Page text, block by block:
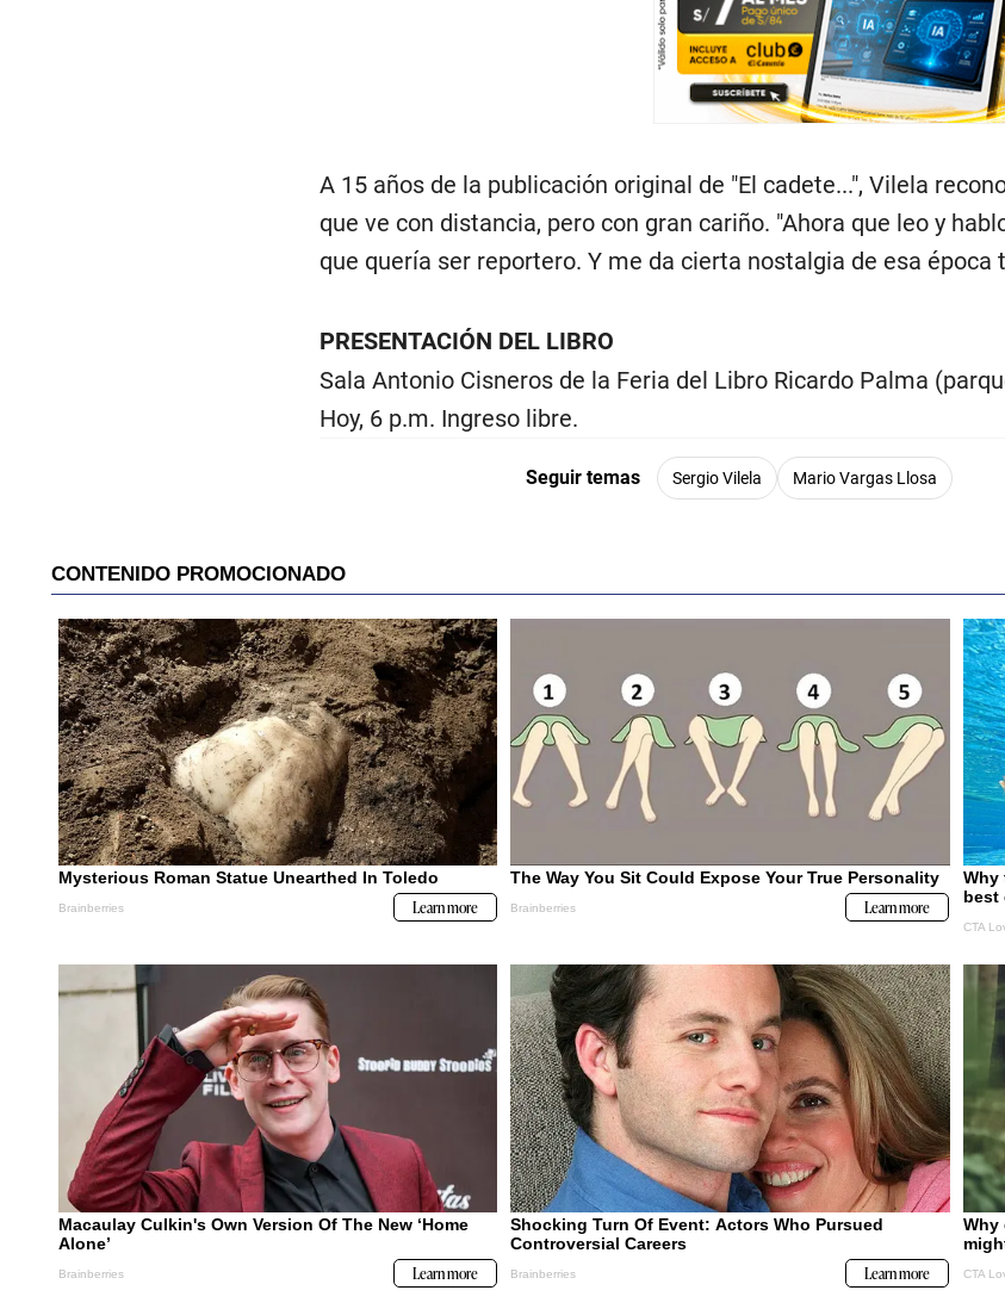
A 15 años de la publicación original de "El cadete...", Vilela
que ve con distancia, pero con gran cariño. "Ahora que leo y
que quería ser reportero. Y me da cierta nostalgia de esa época
PRESENTACIÓN DEL LIBRO
Sala Antonio Cisneros de la Feria del Libro Ricardo Palma
Hoy, 6 p.m. Ingreso libre.
Seguir temas Sergio Vilela Mario Vargas Llosa